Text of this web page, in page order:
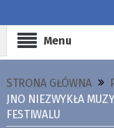
Menu
STRONA GŁÓWNA
JNO NIEZWYKŁA
FESTIWALU